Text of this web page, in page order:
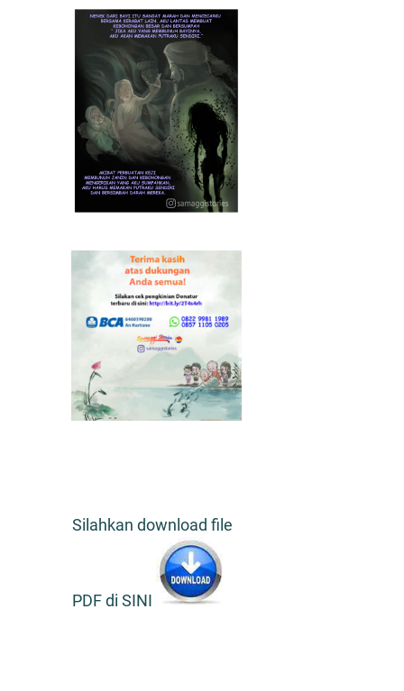
Silahkan download file
PDF di SINI